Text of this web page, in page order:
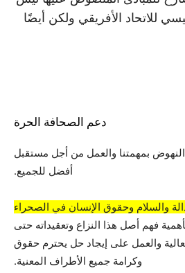
للاتحاد الأفريقي ولكن أيضًا
دعم الصحافة الحرة
بمهمتنا والعمل من أجل مستقبل
أفضل للجميع.
والسلام وحقوق الإنسان في الصحراء
فهم أصل هذا النزاع وتعقيداته حتى
والعمل على إيجاد حل يحترم حقوق
وكرامة جميع الأطراف المعنية.